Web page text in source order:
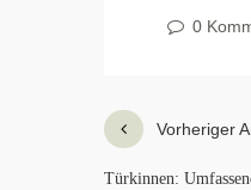
0
Vorheriger
Türkinnen: